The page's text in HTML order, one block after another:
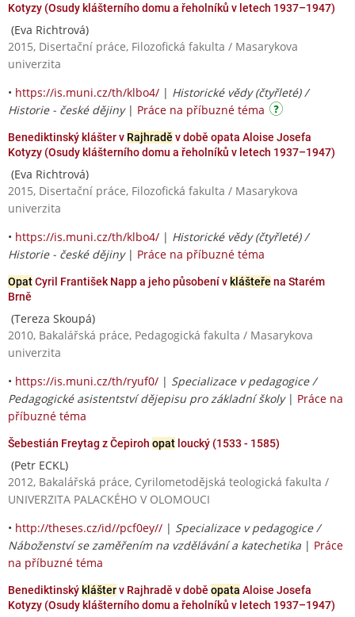
Kotyzy (Osudy klášterního domu a řeholníků v letech 1937–1947)
(Eva Richtrová)
2015, Disertační práce, Filozofická fakulta / Masarykova
univerzita
• https://is.muni.cz/th/klbo4/ | Historické vědy (čtyřleté) /
Historie - české dějiny| Práce na příbuzné téma
Benediktinský klášter v Rajhradě v době opata Aloise Josefa
Kotyzy (Osudy klášterního domu a řeholníků v letech 1937–1947)
(Eva Richtrová)
2015, Disertační práce, Filozofická fakulta / Masarykova
univerzita
• https://is.muni.cz/th/klbo4/ | Historické vědy (čtyřleté) /
Historie - české dějiny| Práce na příbuzné téma
OpatCyril František Napp a jeho působení vklášteře na Starém
Brně
(Tereza Skoupá)
2010, Bakalářská práce, Pedagogická fakulta / Masarykova
univerzita
• https://is.muni.cz/th/ryuf0/ | Specializace v pedagogice /
Pedagogické asistentství dějepisu pro základní školy| Práce na
příbuzné téma
Šebestián Freytag z Čepiroh opat loucký (1533 - 1585)
(Petr ECKL)
2012, Bakalářská práce, Cyrilometodějská teologická fakulta /
UNIVERZITA PALACKÉHO V OLOMOUCI
• http://theses.cz/id//pcf0ey// | Specializace v pedagogice /
Náboženství se zaměřením na vzdělávání a katechetika | Práce
na příbuzné téma
Benediktinskýklášterv Rajhradě v době opata Aloise Josefa
Kotyzy (Osudy klášterního domu a řeholníků v letech 1937–1947)